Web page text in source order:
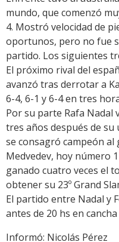
mundo, que comenzó
4. Mostró velocidad de
oportunos, pero no fue
partido. Los siguientes
El próximo rival del
avanzó tras derrotar a
6-4, 6-1 y 6-4 en tres
Por su parte Rafa Nadal
tres años después de
se consagró campeón
Medvedev, hoy número
ganado cuatro veces el
obtener su 23º Grand
El partido entre Nadal y
antes de 20 hs en
Informó: Nicolás Pérez